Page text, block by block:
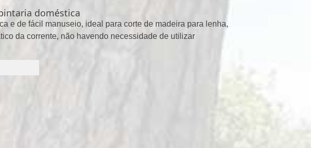
doméstica
e de fácil manuseio, ideal para corte de madeira para lenha,
da corrente, não havendo necessidade de utilizar